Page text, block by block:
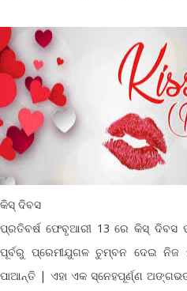
କିସ୍ ଦିବସ
ପ୍ରତିବର୍ଷ ଫେବୃଆରୀ 13 ରେ କିସ୍ ଦିବସ
ପୂର୍ବରୁ ପ୍ରେମୀଯୁଗଳ ଚୁମ୍ବନ ଦେଇ
ପାଆନ୍ତି | ଏହା ଏକ ସ୍ନେହପୂର୍ଣ୍ଣ